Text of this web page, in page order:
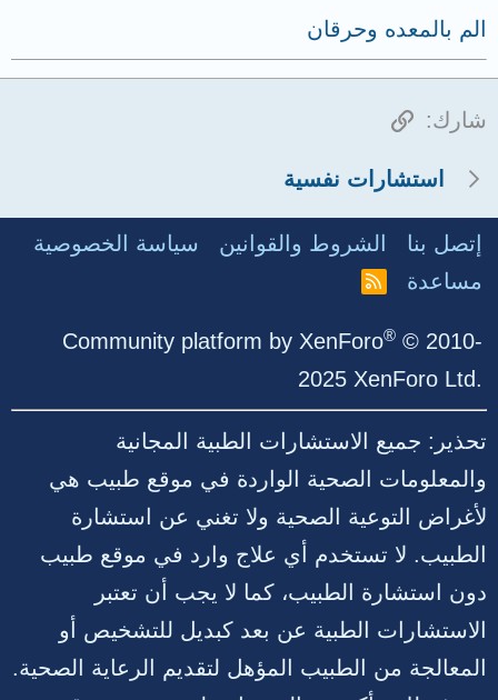
الم بالمعده وحرقان
شارك: الرابط
استشارات نفسية
إتصل بنا الشروط والقوانين
سياسة الخصوصية
مساعدة
R
Community platform by XenForo® © 2010-
2025 XenForo Ltd.
تحذير: جميع الاستشارات الطبية المجانية
والمعلومات الصحية الواردة في موقع طبيب هي
لأغراض التوعية الصحية ولا تغني عن استشارة
الطبيب. لا تستخدم أي علاج وارد في موقع طبيب
دون استشارة الطبيب، كما لا يجب أن تعتبر
الاستشارات الطبية عن بعد كبديل للتشخيص أو
المعالجة من الطبيب المؤهل لتقديم الرعاية الصحية.